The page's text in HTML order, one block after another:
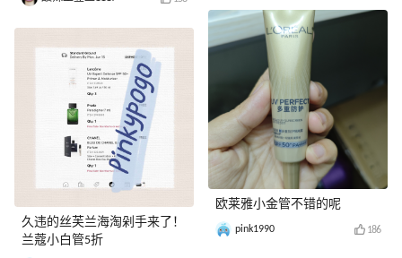
久违的丝芙兰海淘剁手来了！
兰蔻小白管5折
欧莱雅小金管不错的呢
pink1990 186